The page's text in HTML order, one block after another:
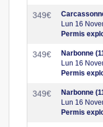
349€
Lun 16
Permis
349€
Narbonne
Lun 16
Permis
349€
Narbonne
Lun 16
Permis